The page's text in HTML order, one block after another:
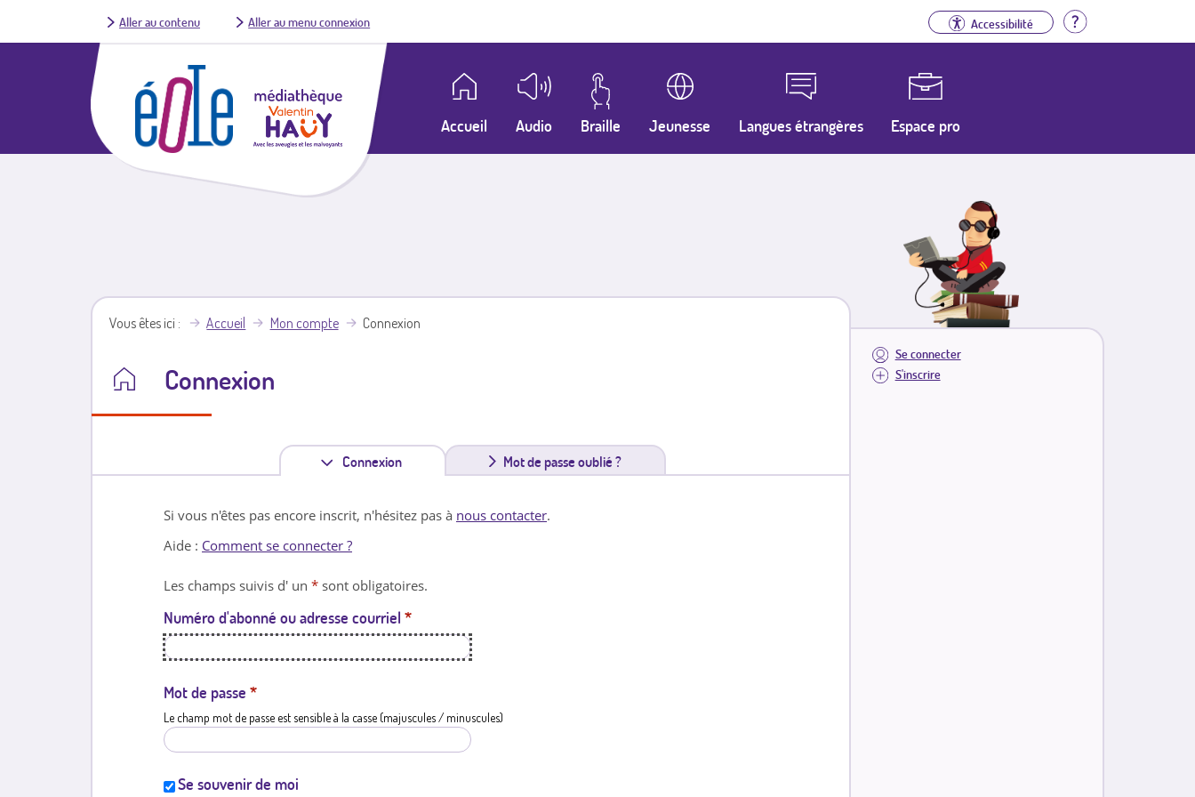
Aller au contenu Aller au menu connexion Accessibilité Aide
Accueil Audio Braille Jeunesse Langues étrangères Espace pro
Se connecter
S'inscrire
Vous êtes ici Accueil Mon compte Connexion
Connexion
Connexion
n
l
e
Mot de passe oublié ?
Si vous n'êtes pas encore inscrit, n'hésitez pas à nous contacter.
Aide : Comment se connecter ?
Les champs suivis d' un * sont obligatoires.
Numéro d'abonné ou adresse courriel *
Mot de passe *
Le champ mot de passe est sensible à la casse (majuscules / minuscules)
Se souvenir de moi